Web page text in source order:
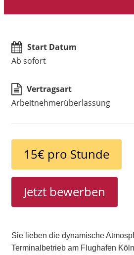
Start Datum
Ab sofort
Vertragsart
Arbeitnehmerüberlassung
15€ pro Stunde
Jetzt bewerben
Sie lieben die dynamische
Terminalbetrieb am Flughafen